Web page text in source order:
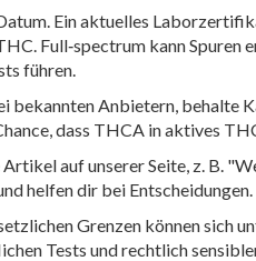
Ein aktuelles
Full‑spectrum kann Spuren
führen.
Anbietern, behalte
dass THCA in aktives
auf unserer Seite, z. B.
helfen dir bei Entscheidungen.
Grenzen können sich
Tests und rechtlich